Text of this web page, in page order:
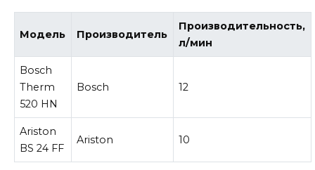
Модель Производитель
Производительность,
л/мин
Bosch
Therm
520 HN
Bosch 12
Ariston
BS 24 FF
Ariston 10